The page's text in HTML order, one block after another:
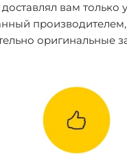
вам только
оригинальные